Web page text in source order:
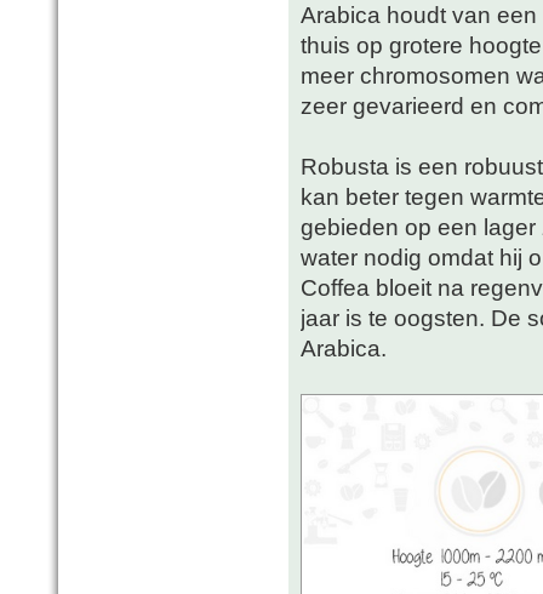
Arabica houdt van
thuis op grotere
meer chromosomen
zeer gevarieerd en
Robusta is een
kan beter tegen
gebieden op een
water nodig omdat hij
Coffea bloeit na
jaar is te oogsten. De
Arabica.